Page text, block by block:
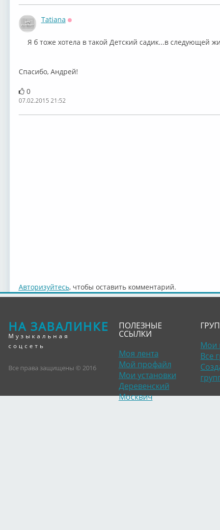
Tatiana
Я б тоже хотела в такой Детский садик...в следующей
Спасибо, Андрей!
0
07.02.2015 21:52
Авторизуйтесь, чтобы оставить комментарий.
НА ЗАВАЛИНКЕ
Музыкальная
соцсеть
Все права защищены © 2016
ПОЛЕЗНЫЕ
ССЫЛКИ
Моя лента
Мой профайл
Мои установки
Деревенский
Москвич
Мои
Все